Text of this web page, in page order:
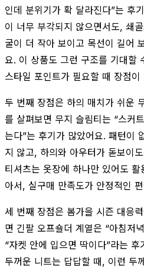
인데 분위기가 확 달라진다”는 후
이 너무 부각되지 않으면서도, 쇄
굴이 더 작아 보이고 목선이 길어
요. 이 상품도 그런 구조를 기대할
스타일 포인트가 필요할 때 장점이
두 번째 장점은 하의 매치가 쉬운
를 살펴보면 무지 슬림티는 “스커
는다”는 후기가 많았어요. 패턴이
지 않고, 하의와 아우터가 돋보이
티셔츠는 옷장에 하나만 있어도
아서, 실구매 만족도가 안정적인
세 번째 장점은 봄가을 시즌 대응
면 긴팔 오프숄더 계열은 “아침저
“자켓 안에 입으면 딱이다”라는
두꺼운 니트는 답답할 때, 이런 두